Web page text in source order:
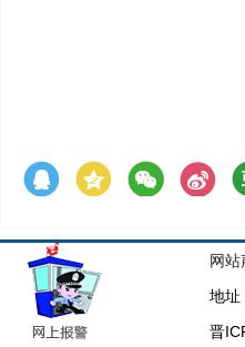
网站
地址
晋